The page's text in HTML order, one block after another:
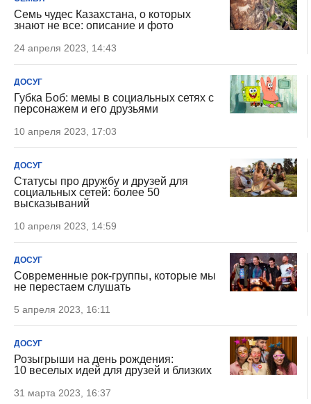
Семь чудес Казахстана, о которых
знают не все: описание и фото
24 апреля 2023, 14:43
ДОСУГ
Губка Боб: мемы в социальных сетях с
персонажем и его друзьями
10 апреля 2023, 17:03
ДОСУГ
Статусы про дружбу и друзей для
социальных сетей: более 50
высказываний
10 апреля 2023, 14:59
ДОСУГ
Современные рок-группы, которые мы
не перестаем слушать
5 апреля 2023, 16:11
ДОСУГ
Розыгрыши на день рождения:
10 веселых идей для друзей и близких
31 марта 2023, 16:37